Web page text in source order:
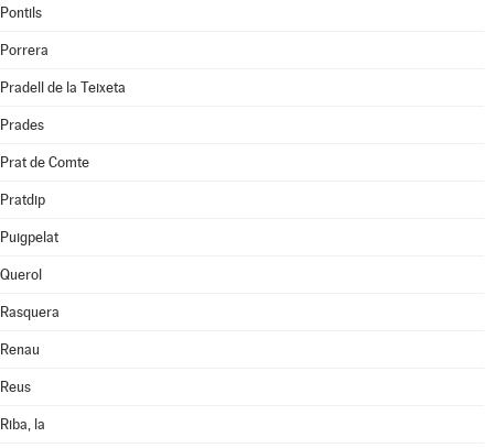
Pontils
Porrera
Pradell de la Teixeta
Prades
Prat de Comte
Pratdip
Puigpelat
Querol
Rasquera
Renau
Reus
Riba, la